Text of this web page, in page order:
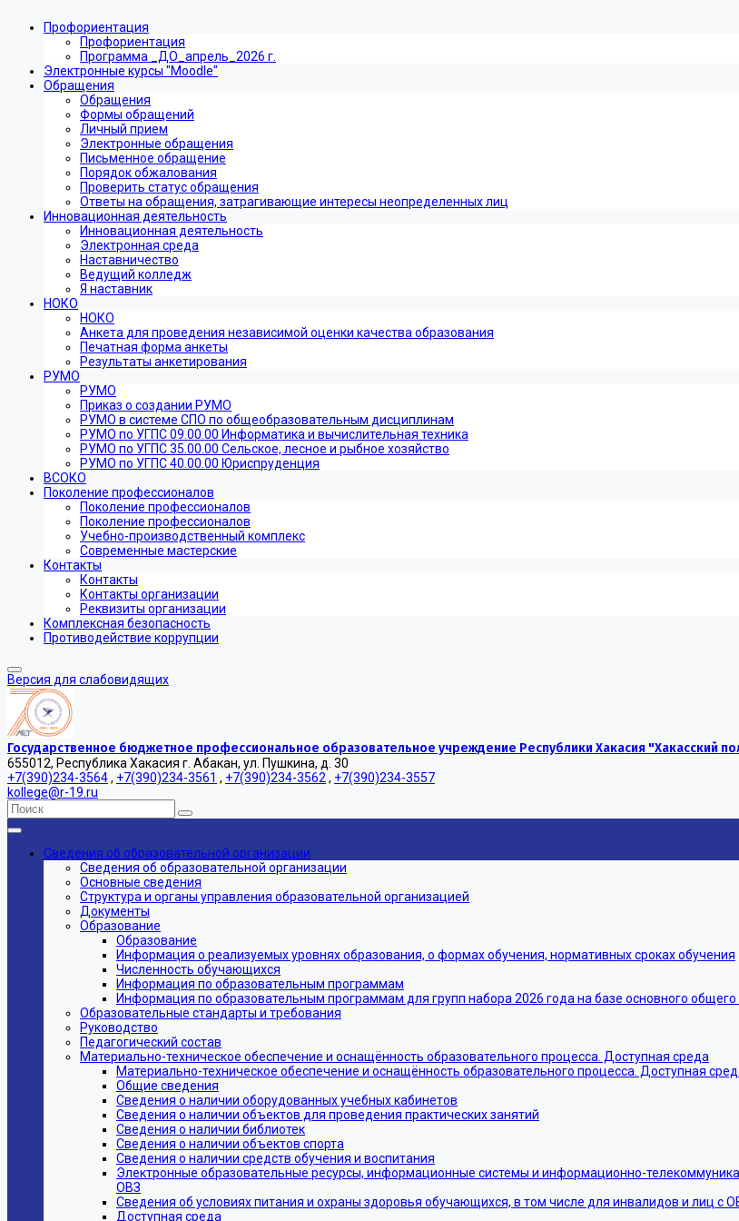
Профориентация
Профориентация
Программа _ДО_апрель_2026 г.
Электронные курсы "Moodle"
Обращения
Обращения
Формы обращений
Личный прием
Электронные обращения
Письменное обращение
Порядок обжалования
Проверить статус обращения
Ответы на обращения, затрагивающие интересы неопределенных лиц
Инновационная деятельность
Инновационная деятельность
Электронная среда
Наставничество
Ведущий колледж
Я наставник
НОКО
НОКО
Анкета для проведения независимой оценки качества образования
Печатная форма анкеты
Результаты анкетирования
РУМО
РУМО
Приказ о создании РУМО
РУМО в системе СПО по общеобразовательным дисциплинам
РУМО по УГПС 09.00.00 Информатика и вычислительная техника
РУМО по УГПС 35.00.00 Сельское, лесное и рыбное хозяйство
РУМО по УГПС 40.00.00 Юриспруденция
ВСОКО
Поколение профессионалов
Поколение профессионалов
Поколение профессионалов
Учебно-производственный комплекс
Современные мастерские
Контакты
Контакты
Контакты организации
Реквизиты организации
Комплексная безопасность
Противодействие коррупции
Версия для слабовидящих
Государственное бюджетное профессиональное образовательное учреждение Республики Хакасия "Хакасский
655012, Республика Хакасия г. Абакан, ул. Пушкина, д. 30
+7(390)234-3564, +7(390)234-3561 , +7(390)234-3562 , +7(390)234-3557
kollege@r-19.ru
Сведения об образовательной организации
Сведения об образовательной организации
Основные сведения
Структура и органы управления образовательной организацией
Документы
Образование
Образование
Информация о реализуемых уровнях образования, о формах обучения, нормативных сроках обучения
Численность обучающихся
Информация по образовательным программам
Информация по образовательным программам для групп набора 2026 года на базе основного общего
Образовательные стандарты и требования
Руководство
Педагогический состав
Материально-техническое обеспечение и оснащённость образовательного процесса. Доступная среда
Материально-техническое обеспечение и оснащённость образовательного процесса. Доступная
Общие сведения
Сведения о наличии оборудованных учебных кабинетов
Сведения о наличии объектов для проведения практических занятий
Сведения о наличии библиотек
Сведения о наличии объектов спорта
Сведения о наличии средств обучения и воспитания
Электронные образовательные ресурсы, информационные системы и информационно-
ОВЗ
Сведения об условиях питания и охраны здоровья обучающихся, в том числе для инвалидов и лиц с
Доступная среда